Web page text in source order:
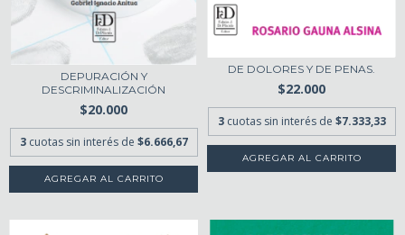
DEPURACIÓN Y
DESCRIMINALIZACIÓN
$20.000
3 cuotas sin interés de $6.666,67
DE DOLORES Y DE PENAS.
$22.000
3 cuotas sin interés de $7.333,33